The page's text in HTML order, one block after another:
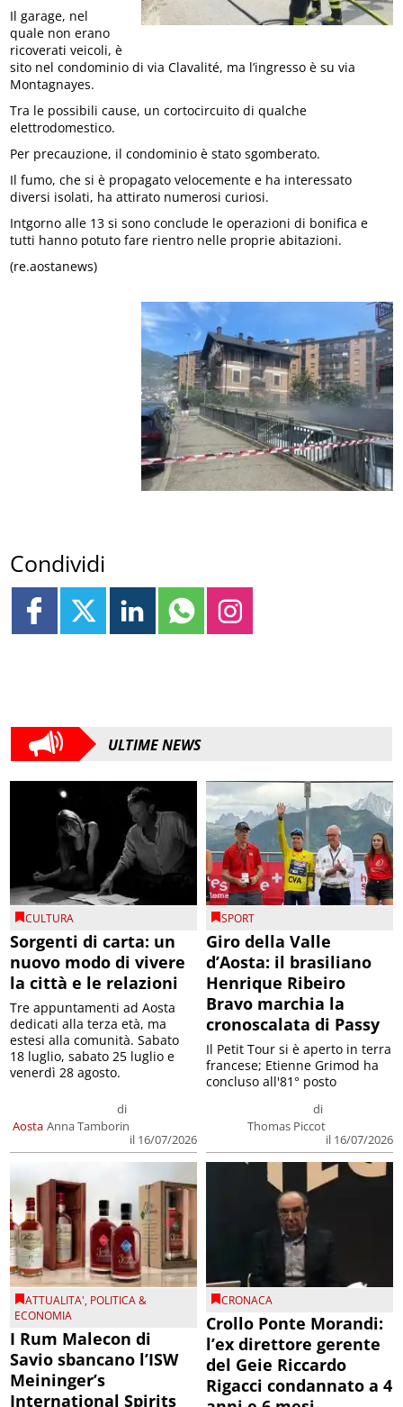
Il garage, nel
quale non erano
ricoverati veicoli, è
sito nel condominio di via Clavalité, ma l’ingresso è su via
Montagnayes.
Tra le possibili cause, un cortocircuito di qualche
elettrodomestico.
Per precauzione, il condominio è stato sgomberato.
Il fumo, che si è propagato velocemente e ha interessato
diversi isolati, ha attirato numerosi curiosi.
Intgorno alle 13 si sono conclude le operazioni di bonifica e
tutti hanno potuto fare rientro nelle proprie abitazioni.
(re.aostanews)
Condividi
ULTIME NEWS
CULTURA
Sorgenti di carta: un
nuovo modo di vivere
la città e le relazioni
Aosta
di
Anna Tamborin
il 16/07/2026
Tre appuntamenti ad Aosta
dedicati alla terza età, ma
estesi alla comunità. Sabato
18 luglio, sabato 25 luglio e
venerdì 28 agosto.
SPORT
Giro della Valle
d’Aosta: il brasiliano
Henrique Ribeiro
Bravo marchia la
cronoscalata di Passy
di
Thomas Piccot
il 16/07/2026
Il Petit Tour si è aperto in terra
francese; Etienne Grimod ha
concluso all'81° posto
ATTUALITA', POLITICA &
ECONOMIA
I Rum Malecon di
Savio sbancano l’ISW
Meininger’s
International Spirits
CRONACA
Crollo Ponte Morandi:
l’ex direttore gerente
del Geie Riccardo
Rigacci condannato a 4